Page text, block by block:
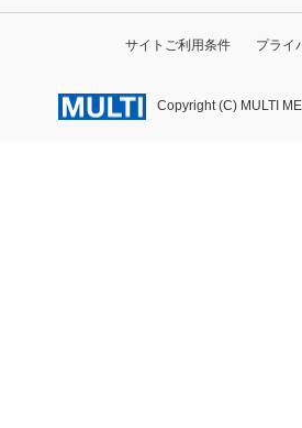
サイトご利用条件 プライ
Copyright (C) MULTI